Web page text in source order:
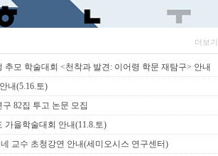
추모 학술대회 <천착과 발견: 이어령 학문 재탐구> 안내
내(5.16.토)
82집 투고 논문 모집
가을학술대회 안내(11.8.토)
교수 초청강연 안내(세미오시스 연구센터)
더보기